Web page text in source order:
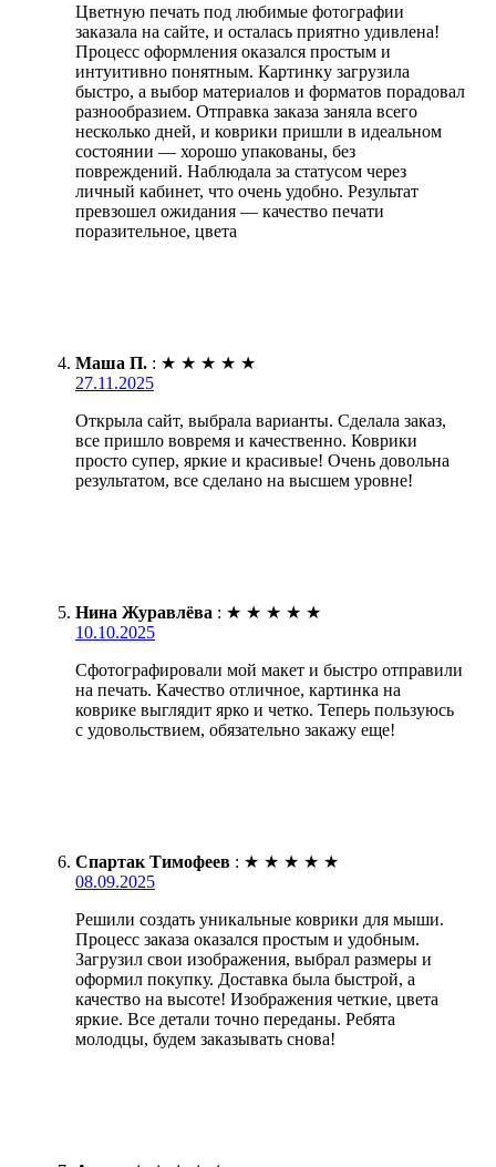
Цветную печать под любимые фотографии
заказала на сайте, и осталась приятно удивлена!
Процесс оформления оказался простым и
интуитивно понятным. Картинку загрузила
быстро, а выбор материалов и форматов порадовал
разнообразием. Отправка заказа заняла всего
несколько дней, и коврики пришли в идеальном
состоянии — хорошо упакованы, без
повреждений. Наблюдала за статусом через
личный кабинет, что очень удобно. Результат
превзошел ожидания — качество печати
поразительное, цвета
Маша П. : ★ ★ ★ ★ ★
27.11.2025
Открыла сайт, выбрала варианты. Сделала заказ,
все пришло вовремя и качественно. Коврики
просто супер, яркие и красивые! Очень довольна
результатом, все сделано на высшем уровне!
Нина Журавлёва : ★ ★ ★ ★ ★
10.10.2025
Сфотографировали мой макет и быстро отправили
на печать. Качество отличное, картинка на
коврике выглядит ярко и четко. Теперь пользуюсь
с удовольствием, обязательно закажу еще!
Спартак Тимофеев : ★ ★ ★ ★ ★
08.09.2025
Решили создать уникальные коврики для мыши.
Процесс заказа оказался простым и удобным.
Загрузил свои изображения, выбрал размеры и
оформил покупку. Доставка была быстрой, а
качество на высоте! Изображения четкие, цвета
яркие. Все детали точно переданы. Ребята
молодцы, будем заказывать снова!